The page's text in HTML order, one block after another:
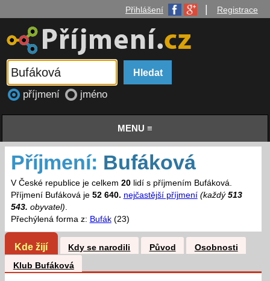
Přihlášení Registrace
příjmení jméno
MENU ≡
Příjmení: Bufáková
V České republice je celkem 20lidí s příjmením Bufáková.
Příjmení Bufáková je 52 640. nejčastější příjmení (každý 513
543. obyvatel).
Přechýlená forma z: Bufák(23)
Kde žijí Kdy se narodili Původ
Osobnosti
Klub Bufáková